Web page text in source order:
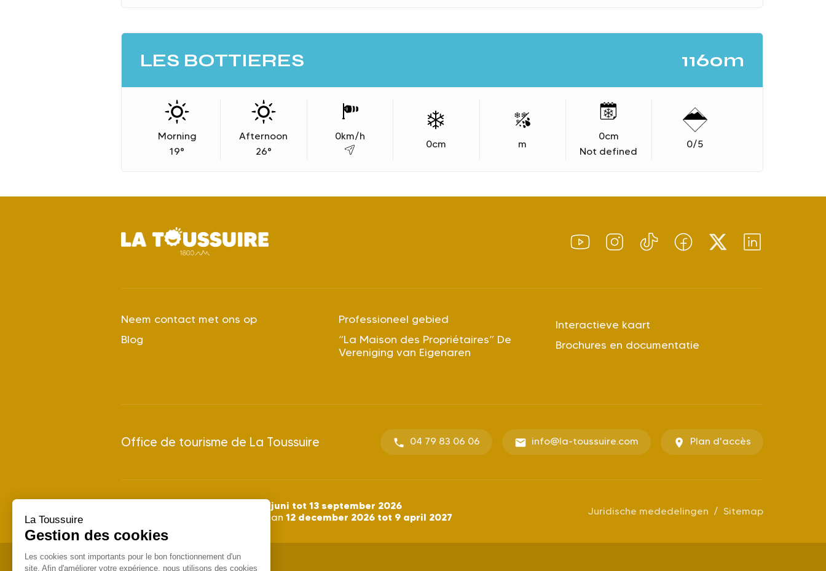
LES BOTTIERES 1160m
Morning
19°
Afternoon
26°
0km/h
0cm m
0cm
Not defined
0/5
Neem contact met ons op
Blog
Professioneel gebied
“La Maison des Propriétaires” De
Vereniging van Eigenaren
Interactieve kaart
Brochures en documentatie
Office de tourisme de La Toussuire 04 79 83 06 06 info@la-toussuire.com Plan d'accès
28 juni tot 13 september 2026
Winterseizoen 2026/2027: van 12 december 2026 tot 9 april 2027 Juridische mededelingen Sitemap
La Toussuire
Gestion des cookies
Les cookies sont importants pour le bon fonctionnement d'un
site. Afin d'améliorer votre expérience, nous utilisons des cookies